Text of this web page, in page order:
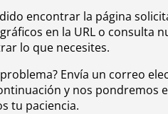
encontrar la página
en la URL o consulta
lo que necesites.
Envía un correo
y nos pondremos
tu paciencia.